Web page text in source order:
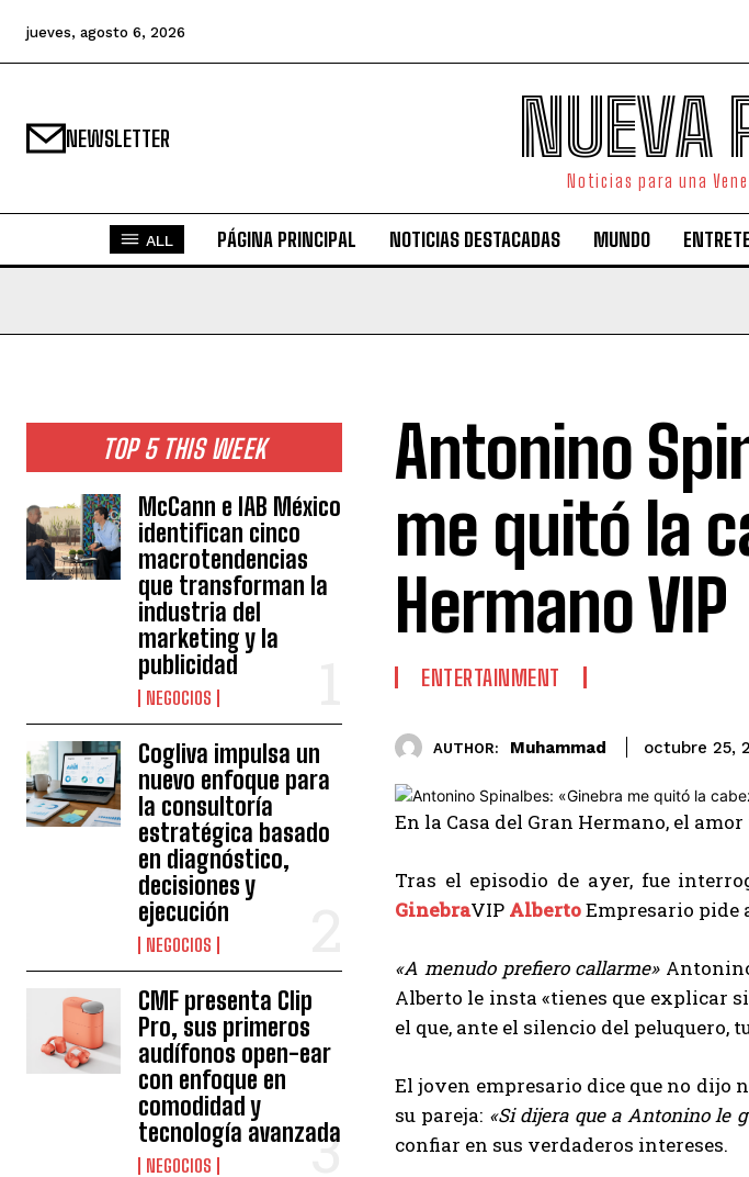
jueves, agosto 6, 2026
NEWSLETTER NUEVA
Noticias para una
ALL PÁGINA PRINCIPAL NOTICIAS DESTACADAS MUNDO
TOP 5 THIS WEEK
McCann e IAB México
identifican cinco
macrotendencias
que transforman la
industria del
marketing y la
publicidad
NEGOCIOS
Cogliva impulsa un
nuevo enfoque para
la consultoría
estratégica basado
en diagnóstico,
decisiones y
ejecución
NEGOCIOS
CMF presenta Clip
Pro, sus primeros
audífonos open-ear
con enfoque en
comodidad y
tecnología avanzada
NEGOCIOS
Antonino
me quitó la
Hermano VIP
ENTERTAINMENT
AUTHOR: Muhammad octubre 25,
En la Casa del Gran Hermano, el
Tras el episodio de ayer, fue
GinebraVIP AlbertoEmpresario pide
«A menudo prefiero callarme»
Alberto le insta «tienes que explicar
el que, ante el silencio del peluquero,
El joven empresario dice que no dijo
su pareja: «Si dijera que a Antonino le
confiar en sus verdaderos intereses.